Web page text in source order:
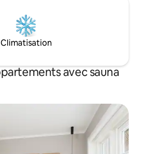
Climatisation
avec sauna